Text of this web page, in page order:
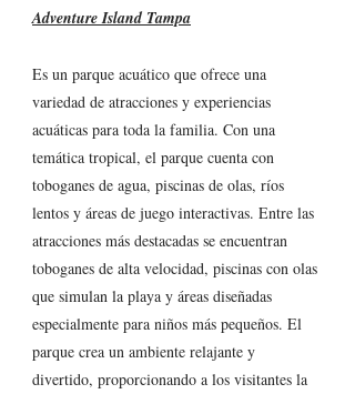
Adventure Island Tampa
Es un parque acuático que ofrece una
variedad de atracciones y experiencias
acuáticas para toda la familia. Con una
temática tropical, el parque cuenta con
toboganes de agua, piscinas de olas, ríos
lentos y áreas de juego interactivas. Entre las
atracciones más destacadas se encuentran
toboganes de alta velocidad, piscinas con olas
que simulan la playa y áreas diseñadas
especialmente para niños más pequeños. El
parque crea un ambiente relajante y
divertido, proporcionando a los visitantes la